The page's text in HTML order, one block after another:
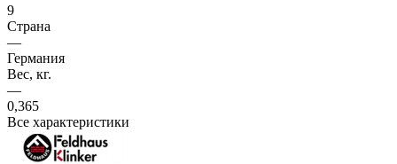
9
Страна
—
Германия
Вес, кг.
—
0,365
Все характеристики